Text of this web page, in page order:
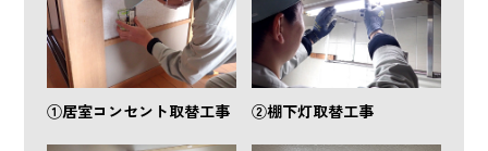
①居室コンセント取替工事 ②棚下灯取替工事